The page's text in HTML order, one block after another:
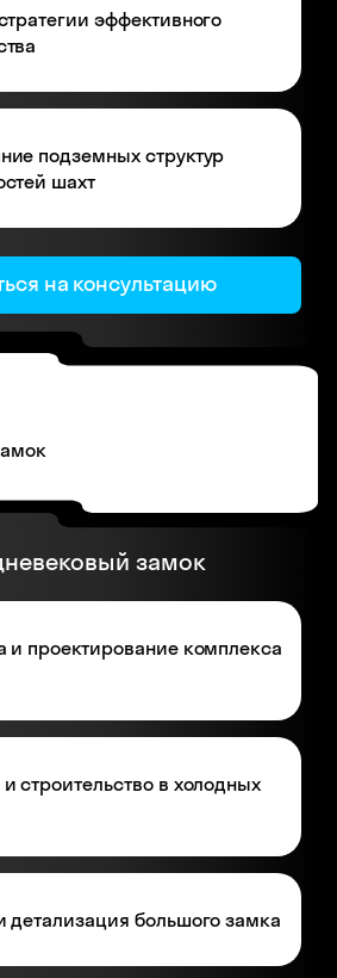
эффективного
подземных структур
шахт
на консультацию
замок
и проектирование комплекса
строительство в холодных
детализация большого замка